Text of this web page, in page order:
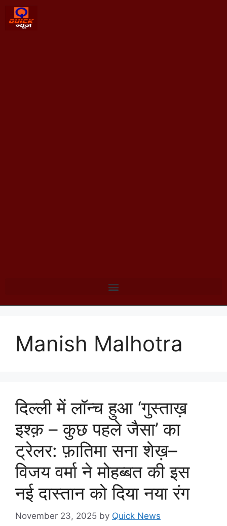
Manish Malhotra
दिल्ली में लॉन्च हुआ ‘गुस्ताख़
इश्क़ – कुछ पहले जैसा’ का
ट्रेलर: फ़ातिमा सना शेख़–
विजय वर्मा ने मोहब्बत की इस
नई दास्तान को दिया नया रंग
November 23, 2025 by Quick News